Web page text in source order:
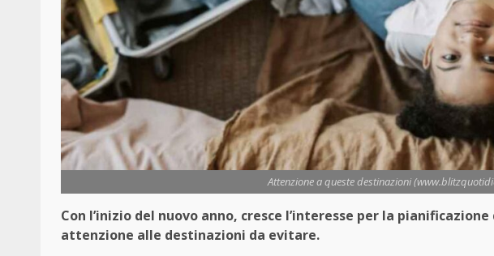
Attenzione a queste destinazioni
Con l’inizio del nuovo anno, cresce l’interesse per la
attenzione alle destinazioni da evitare.